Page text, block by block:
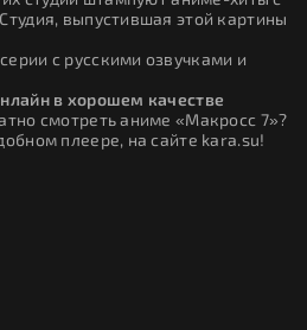
выпустившая этой картины
с русскими озвучками и
в хорошем качестве
смотреть аниме «Макросс 7»?
плеере, на сайте kara.su!